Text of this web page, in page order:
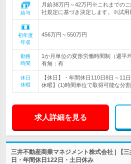
給与
月給38万円～42万円※これまでの
社規定に基づき決定します。※試用
初年度
年収
456万円～550万円
勤務
時間
1か月単位の変形労働時間制（週平
有無：有
休日
休暇
【休日】・年間休日110日8日～11
休暇】(1)時間単位で取得可能な分
求人詳細を見る
三井不動産商業マネジメント株式会社 | 【
日・年間休日122日・土日休み